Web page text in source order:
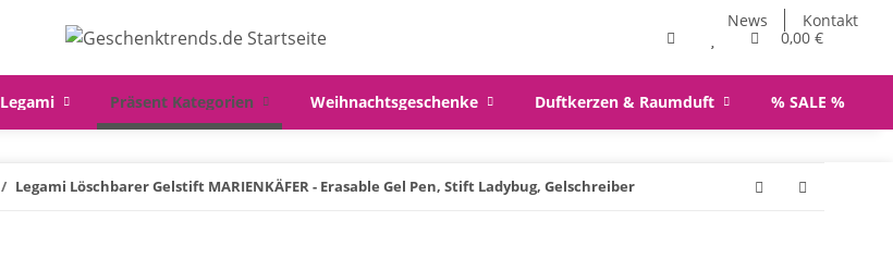
News
Kontakt
0,00 €
Legami Präsent Kategorien Weihnachtsgeschenke Duftkerzen & Raumduft % SALE %
Legami Löschbarer Gelstift MARIENKÄFER - Erasable Gel Pen, Stift Ladybug, Gelschreiber